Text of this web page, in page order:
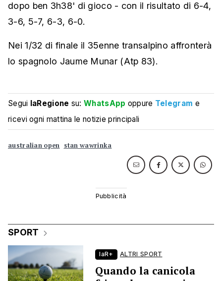
dopo ben 3h38' di gioco - con il risultato di 6-4,
3-6, 5-7, 6-3, 6-0.
Nei 1/32 di finale il 35enne transalpino affronterà
lo spagnolo Jaume Munar (Atp 83).
Segui laRegione su:WhatsApp oppure Telegram e
ricevi ogni mattina le notizie principali
australian open stan wawrinka
SPORT
laR+ ALTRI SPORT
Quando la canicola